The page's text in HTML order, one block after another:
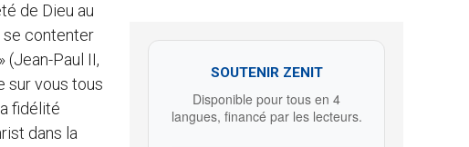
de Dieu au
se contenter
(Jean-Paul II,
sur vous tous
fidélité
dans la
SOUTENIR ZENIT
Disponible pour tous en 4
langues, financé par les lecteurs.